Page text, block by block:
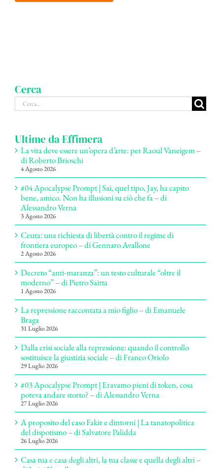
Cerca
Cerca
per:
Ultime da Effimera
La vita deve essere un’opera d’arte: per Raoul Vaneigem –
di Roberto Brioschi
4 Agosto 2026
#04 Apocalypse Prompt | Sai, quel tipo, Jay, ha capito
bene, amico. Non ha illusioni su ciò che fa – di
Alessandro Verna
3 Agosto 2026
Ceuta: una richiesta di libertà contro il regime di
frontiera europeo – di Gennaro Avallone
2 Agosto 2026
Decreto “anti-maranza”: un testo culturale “oltre il
moderno” – di Pietro Saitta
1 Agosto 2026
La repressione raccontata a mio figlio – di Emanuele
Braga
31 Luglio 2026
Dalla crisi sociale alla repressione: quando il controllo
sostituisce la giustizia sociale – di Franco Oriolo
29 Luglio 2026
#03 Apocalypse Prompt | Eravamo pieni di token, cosa
poteva andare storto? – di Alessandro Verna
27 Luglio 2026
A proposito del caso Fakir e dintorni | La tanatopolitica
del dispotismo – di Salvatore Palidda
26 Luglio 2026
Casa tua e casa degli altri, la tua classe e quella degli altri –